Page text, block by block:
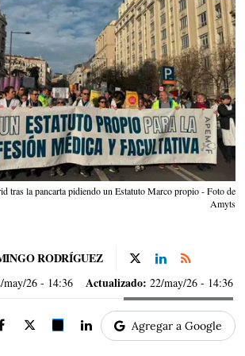
tras la pancarta pidiendo un Estatuto Marco propio - Foto de
Amyts
RODRÍGUEZ
may/26 - 14:36 Actualizado: 22/may/26 - 14:36
Agregar a Google